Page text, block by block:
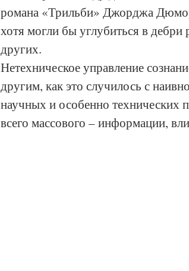
романа «Трильби» Джорджа
хотя могли бы углубиться в
других.
Нетехническое управление
другим, как это случилось с
научных и особенно технических
всего массового – информации,